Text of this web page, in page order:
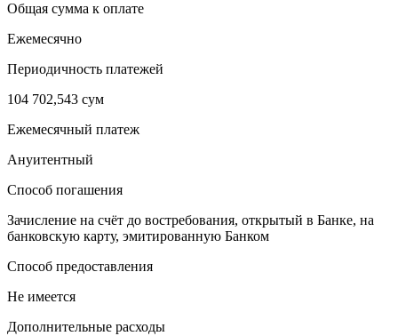
Общая сумма к оплате
Ежемесячно
Периодичность платежей
104 702,543 сум
Ежемесячный платеж
Ануитентный
Способ погашения
Зачисление на счёт до востребования, открытый в Банке, на
банковскую карту, эмитированную Банком
Способ предоставления
Не имеется
Дополнительные расходы